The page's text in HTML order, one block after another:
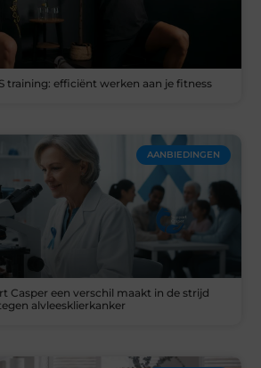
training: efficiënt werken aan je fitness
AANBIEDINGEN
Casper een verschil maakt in de strijd
alvleesklierkanker